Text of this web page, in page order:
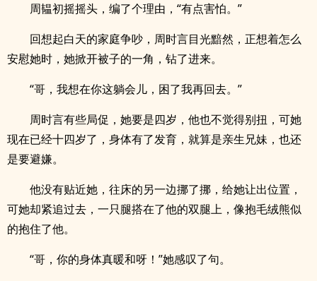
周韫初摇摇头，编了个理由，“有点害怕。”
回想起白天的家庭争吵，周时言目光黯然，正想着怎么
安慰她时，她掀开被子的一角，钻了进来。
“哥，我想在你这躺会儿，困了我再回去。”
周时言有些局促，她要是四岁，他也不觉得别扭，可她
现在已经十四岁了，身体有了发育，就算是亲生兄妹，也还
是要避嫌。
他没有贴近她，往床的另一边挪了挪，给她让出位置，
可她却紧追过去，一只腿搭在了他的双腿上，像抱毛绒熊似
的抱住了他。
“哥，你的身体真暖和呀！”她感叹了句。